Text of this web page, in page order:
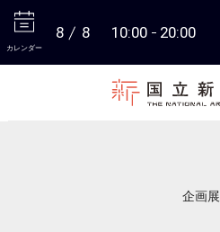
カレンダー
8 8 10:00 20:00
企画展